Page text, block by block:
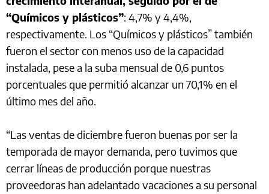
“Químicos y plásticos”: 4,7% y 4,4%,
respectivamente. Los “Químicos y plásticos” también
fueron el sector con menos uso de la capacidad
instalada, pese a la suba mensual de 0,6 puntos
porcentuales que permitió alcanzar un 70,1% en el
último mes del año.
“Las ventas de diciembre fueron buenas por ser la
temporada de mayor demanda, pero tuvimos que
cerrar líneas de producción porque nuestras
proveedoras han adelantado vacaciones a su personal